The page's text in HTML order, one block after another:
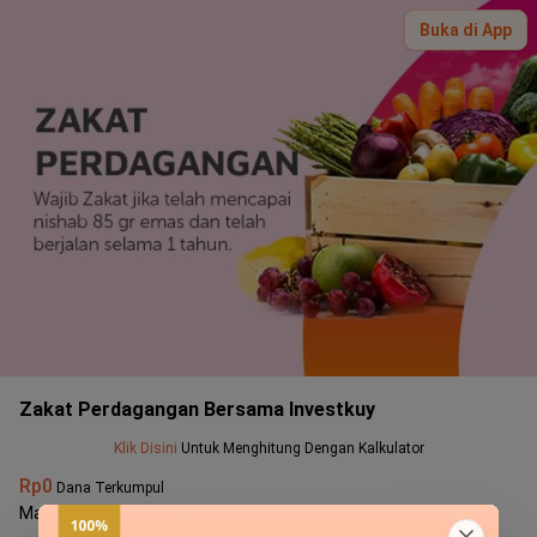
Buka di App
Zakat Perdagangan Bersama Investkuy
Klik Disini Untuk Menghitung Dengan Kalkulator
Rp0 Dana Terkumpul
Masukan Nominal Transaksi